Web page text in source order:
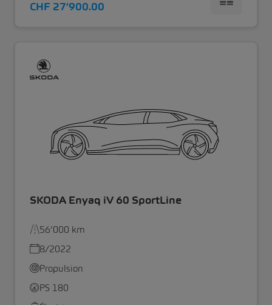
CHF 27’900.00
SKODA Enyaq iV 60 SportLine
56’000 km
8/2022
Propulsion
PS 180